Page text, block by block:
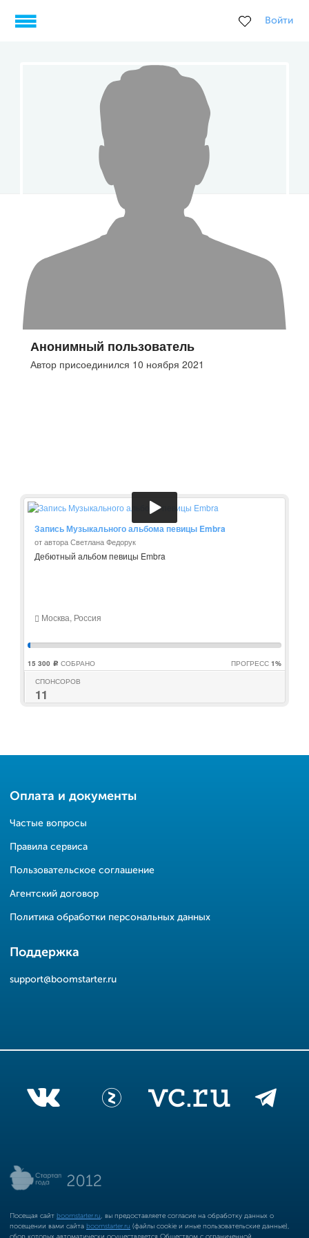
Войти
Анонимный пользователь
Автор присоединился 10 ноября 2021
Запись Музыкального альбома певицы Embra
от автора Светлана Федорук
Дебютный альбом певицы Embra
Москва, Россия
15 300 c СОБРАНО ПРОГРЕСС 1%
СПОНСОРОВ
11
Оплата и документы
Частые вопросы
Правила сервиса
Пользовательское соглашение
Агентский договор
Политика обработки персональных данных
Поддержка
support@boomstarter.ru
Посещая сайт boomstarter.ru , вы предоставляете согласие на обработку данных о
посещении вами сайта boomstarter.ru (файлы cookie и иные пользовательские данные),
сбор которых автоматически осуществляется Обществом с ограниченной